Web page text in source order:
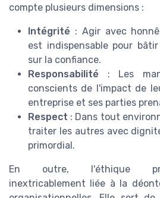
compte plusieurs dimensions :
Intégrité : Agir avec
est indispensable pour
sur la confiance.
Responsabilité : Les
conscients de l'impact de
entreprise et ses parties
Respect : Dans tout
traiter les autres avec
primordial.
En outre, l'éthique
inextricablement liée à la